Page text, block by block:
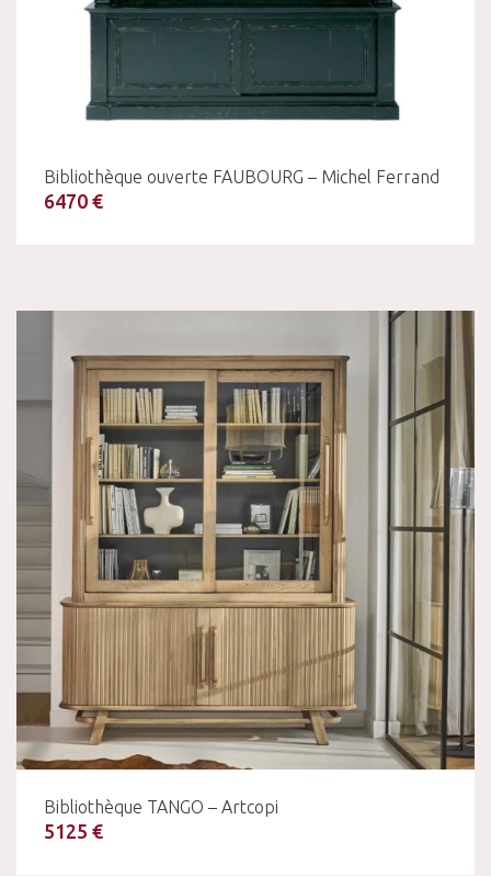
Bibliothèque ouverte FAUBOURG – Michel Ferrand
6470 €
Bibliothèque TANGO – Artcopi
5125 €